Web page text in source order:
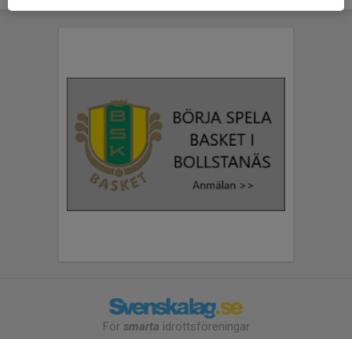
För smarta idrottsföreningar